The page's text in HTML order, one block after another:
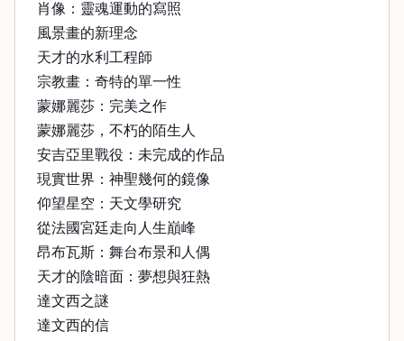
肖像：靈魂運動的寫照
風景畫的新理念
天才的水利工程師
宗教畫：奇特的單一性
蒙娜麗莎：完美之作
蒙娜麗莎，不朽的陌生人
安吉亞里戰役：未完成的作品
現實世界：神聖幾何的鏡像
仰望星空：天文學研究
從法國宮廷走向人生巔峰
昂布瓦斯：舞台布景和人偶
天才的陰暗面：夢想與狂熱
達文西之謎
達文西的信